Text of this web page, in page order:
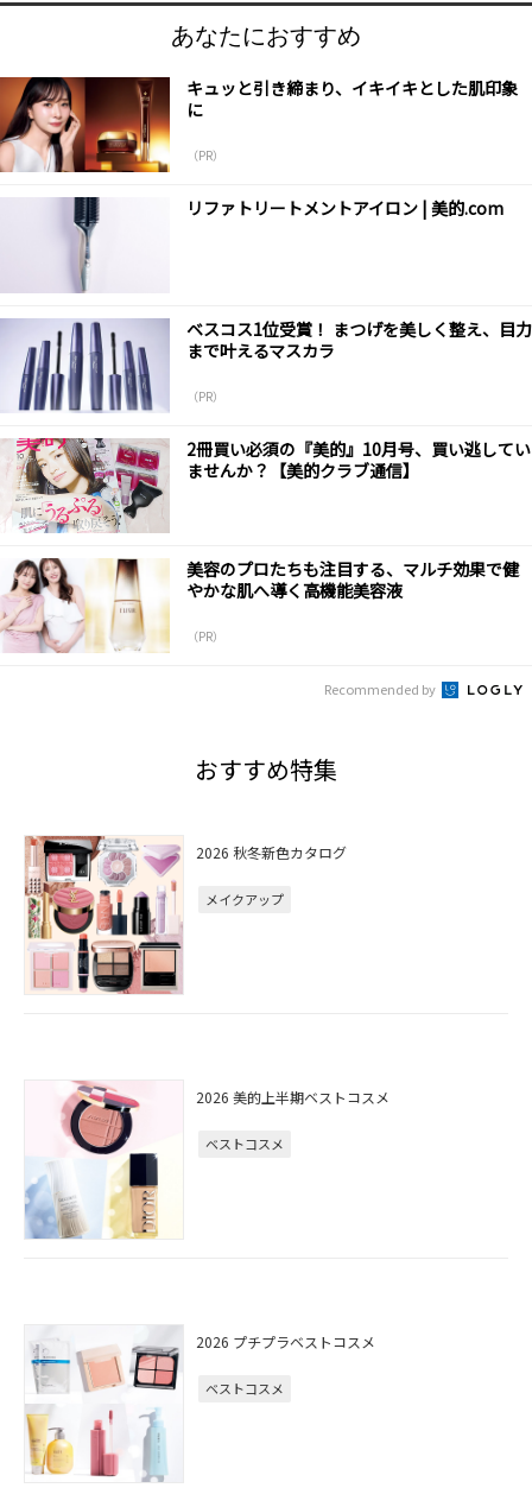
あなたにおすすめ
キュッと引き締まり、イキイキとした肌印象
に
（PR）
リファトリートメントアイロン | 美的.com
ベスコス1位受賞！ まつげを美しく整え、目力
まで叶えるマスカラ
（PR）
2冊買い必須の『美的』10月号、買い逃してい
ませんか？【美的クラブ通信】
美容のプロたちも注目する、マルチ効果で健
やかな肌へ導く高機能美容液
（PR）
Recommended by
おすすめ特集
2026 秋冬新色カタログ
メイクアップ
2026 美的上半期ベストコスメ
ベストコスメ
2026 プチプラベストコスメ
ベストコスメ